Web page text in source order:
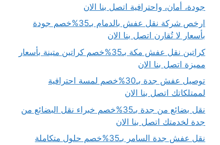
جودة، أمان، واحترافية اتصل بنا الان
ارخص شركة نقل عفش بالدمام بـ35%خصم جودة
بأسعار لا تُقارن اتصل بنا الان
كراتين نقل عفش مكة بـ35%خصم كراتين متينة بأسعار
مميزة اتصل بنا الان
توصيل عفش جدة بـ30%خصم لمسة احترافية
لممتلكاتك اتصل بنا الان
نقل بضائع من جدة بـ35%خصم خبراء نقل البضائع من
جدة لخدمتك اتصل بنا الان
نقل عفش جدة السامر بـ35%خصم حلول متكاملة